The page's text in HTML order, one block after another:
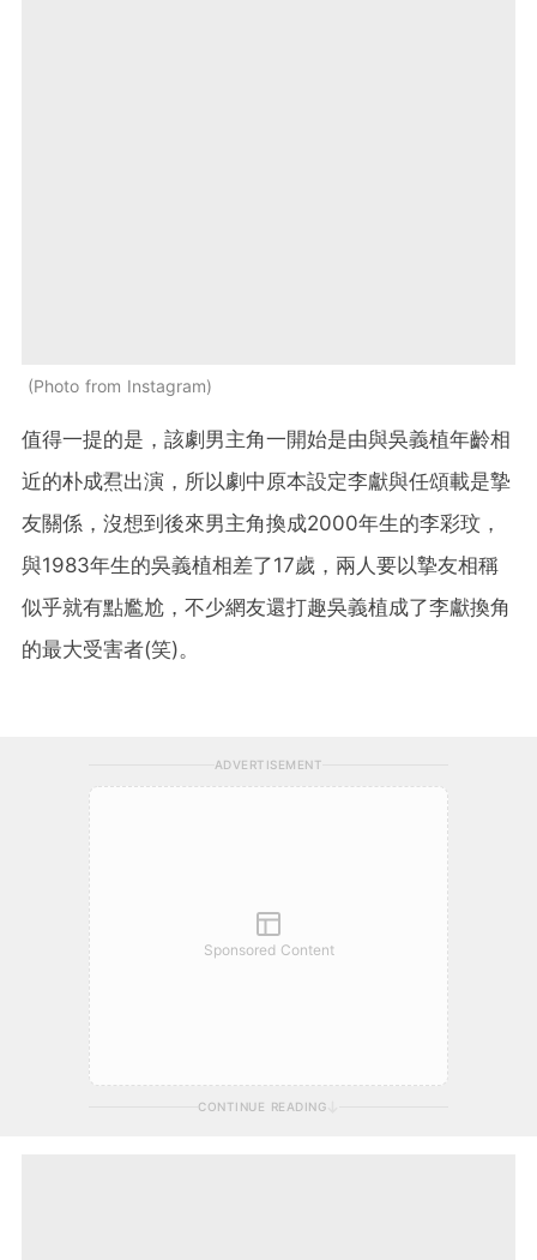
Photo from Instagram
值得一提的是，該劇男主角一開始是由與吳義植年齡相
近的朴成焄出演，所以劇中原本設定李獻與任頌載是摯
友關係，沒想到後來男主角換成2000年生的李彩玟，
與1983年生的吳義植相差了17歲，兩人要以摯友相稱
似乎就有點尷尬，不少網友還打趣吳義植成了李獻換角
的最大受害者(笑)。
ADVERTISEMENT
Sponsored Content
CONTINUE READING